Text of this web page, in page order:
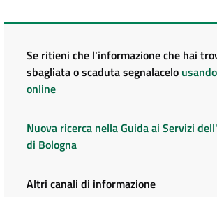
Se ritieni che l'informazione che hai
sbagliata o scaduta segnalacelo
online
Nuova ricerca nella Guida ai Servizi
di Bologna
Altri canali di informazione